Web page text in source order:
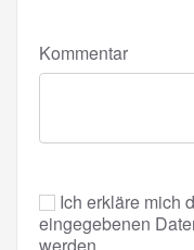
Kommentar
Ich erkläre mich
eingegebenen